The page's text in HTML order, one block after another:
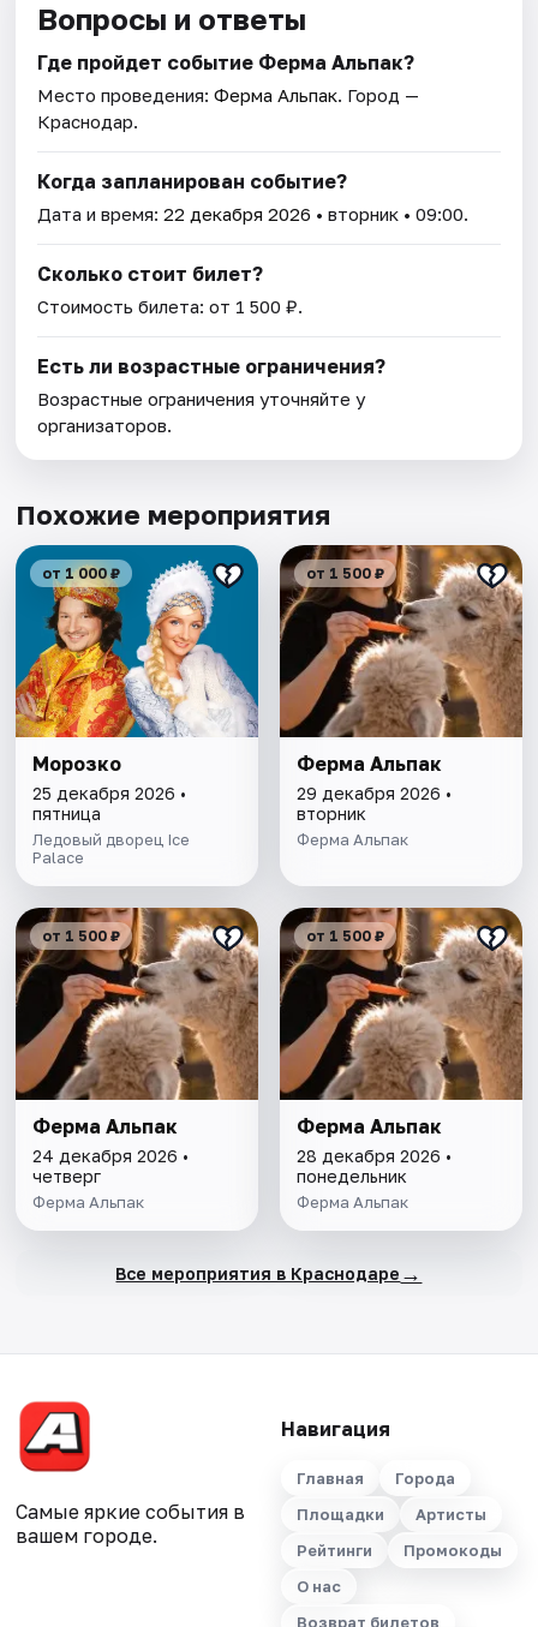
Вопросы и ответы
Где пройдет событие Ферма Альпак?
Место проведения:Ферма Альпак. Город —
Краснодар.
Когда запланирован событие?
Дата и время:22 декабря 2026 • вторник • 09:00.
Сколько стоит билет?
Стоимость билета: от 1 500 ₽.
Есть ли возрастные ограничения?
Возрастные ограничения уточняйте у
организаторов.
Похожие мероприятия
от 1 000 ₽
Морозко
25 декабря 2026 •
пятница
Ледовый дворец Ice
Palace
от 1 500 ₽
Ферма Альпак
29 декабря 2026 •
вторник
Ферма Альпак
от 1 500 ₽
Ферма Альпак
24 декабря 2026 •
четверг
Ферма Альпак
от 1 500 ₽
Ферма Альпак
28 декабря 2026 •
понедельник
Ферма Альпак
Все мероприятия в Краснодаре →
Самые яркие события в
вашем городе.
Навигация
Главная
Города
Площадки
Артисты
Рейтинги
Промокоды
О нас
Возврат билетов